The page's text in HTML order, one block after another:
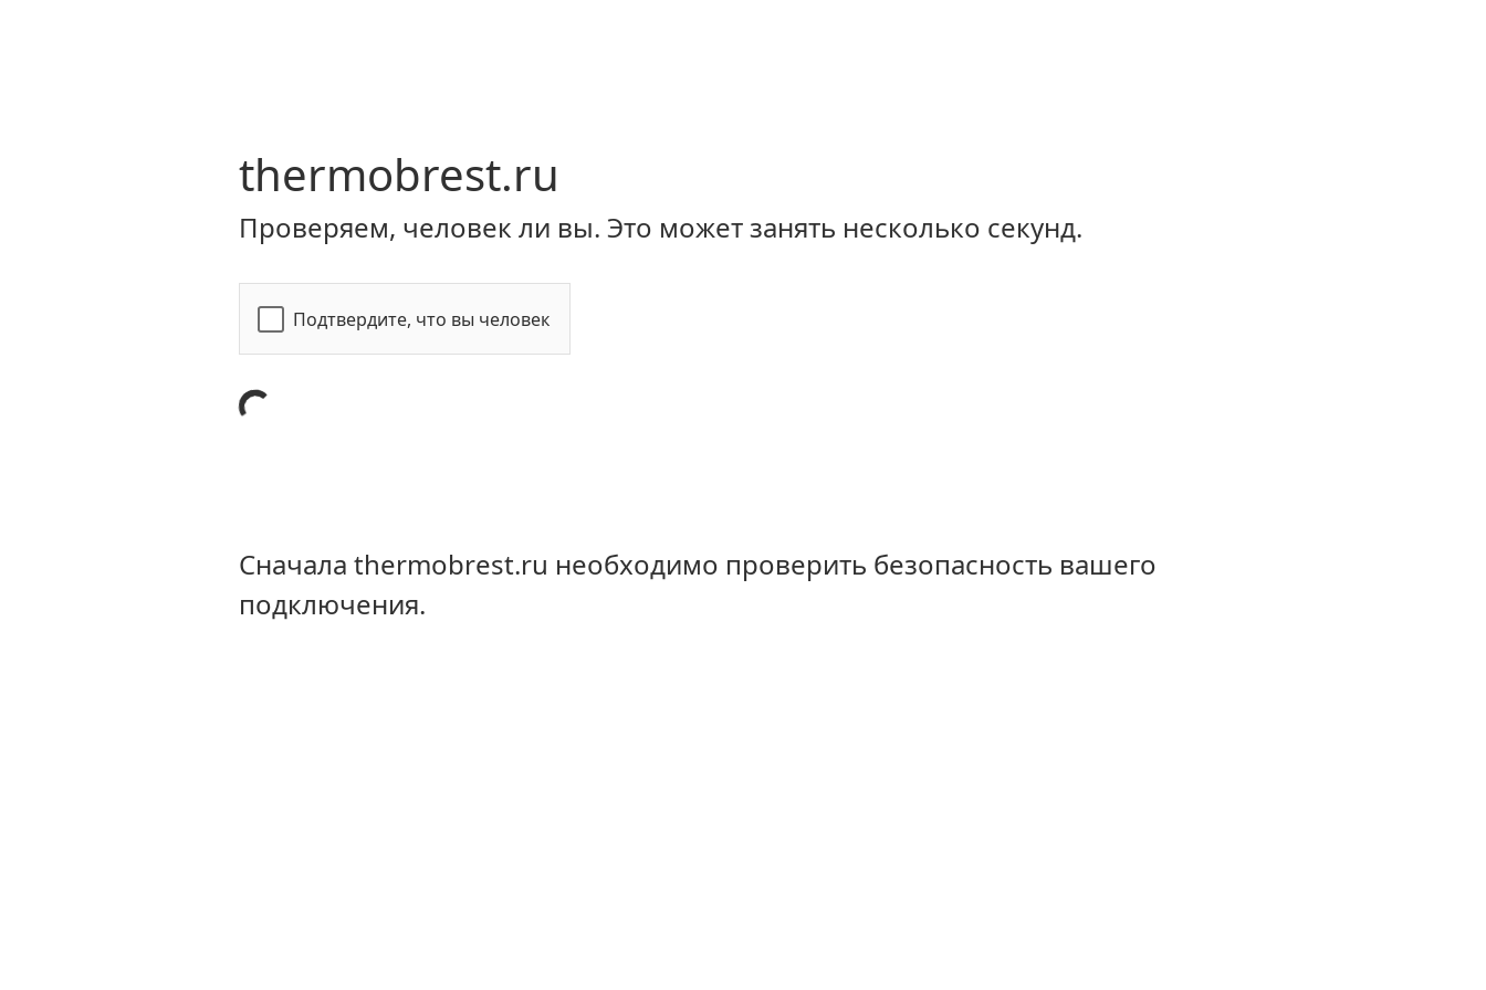
thermobrest.ru
Проверяем, человек ли вы. Это может занять несколько секунд.
Подтвердите, что вы человек
Сначала thermobrest.ru необходимо проверить безопасность вашего
подключения.